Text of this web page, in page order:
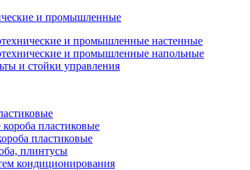
и промышленные
и промышленные настенные
и промышленные напольные
и стойки управления
пластиковые
пластиковые
плинтусы
кондиционирования